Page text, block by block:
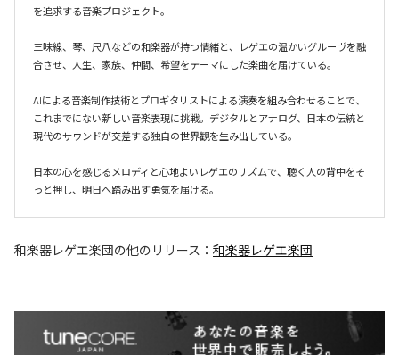
を追求する音楽プロジェクト。
三味線、琴、尺八などの和楽器が持つ情緒と、レゲエの温かいグルーヴを融
合させ、人生、家族、仲間、希望をテーマにした楽曲を届けている。
AIによる音楽制作技術とプロギタリストによる演奏を組み合わせることで、
これまでにない新しい音楽表現に挑戦。デジタルとアナログ、日本の伝統と
現代のサウンドが交差する独自の世界観を生み出している。
日本の心を感じるメロディと心地よいレゲエのリズムで、聴く人の背中をそ
和楽器レゲエ楽団の他のリリース： 和楽器レゲエ楽団